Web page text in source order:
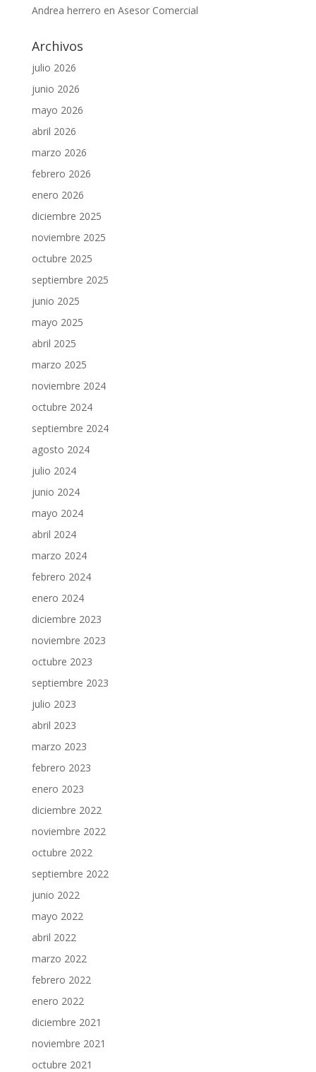
Andrea herrero en Asesor Comercial
Archivos
julio 2026
junio 2026
mayo 2026
abril 2026
marzo 2026
febrero 2026
enero 2026
diciembre 2025
noviembre 2025
octubre 2025
septiembre 2025
junio 2025
mayo 2025
abril 2025
marzo 2025
noviembre 2024
octubre 2024
septiembre 2024
agosto 2024
julio 2024
junio 2024
mayo 2024
abril 2024
marzo 2024
febrero 2024
enero 2024
diciembre 2023
noviembre 2023
octubre 2023
septiembre 2023
julio 2023
abril 2023
marzo 2023
febrero 2023
enero 2023
diciembre 2022
noviembre 2022
octubre 2022
septiembre 2022
junio 2022
mayo 2022
abril 2022
marzo 2022
febrero 2022
enero 2022
diciembre 2021
noviembre 2021
octubre 2021